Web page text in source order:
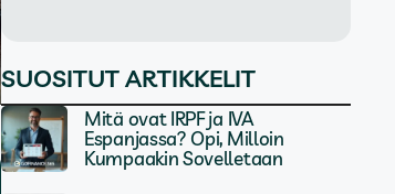
SUOSITUT ARTIKKELIT
Mitä ovat IRPF ja IVA
Espanjassa? Opi, Milloin
Kumpaakin Sovelletaan